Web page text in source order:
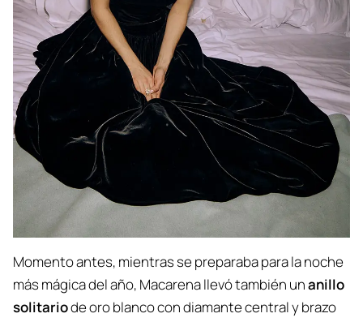
Momento antes, mientras se preparaba para la noche
más mágica del año, Macarena llevó también unanillo
solitariode oro blanco con diamante central y brazo